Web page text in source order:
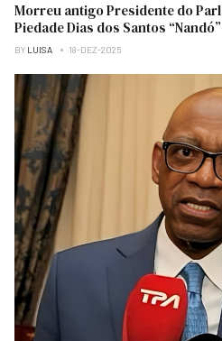
Morreu antigo Presidente do
Piedade Dias dos Santos “Nandó”
BY LUISA 18-DEZ-2025